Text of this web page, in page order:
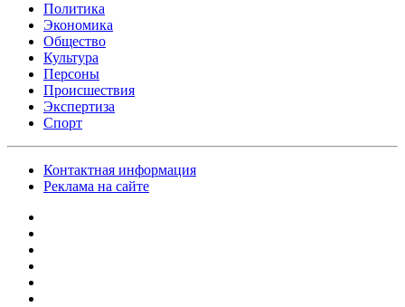
Политика
Экономика
Общество
Культура
Персоны
Происшествия
Экспертиза
Спорт
Контактная информация
Реклама на сайте